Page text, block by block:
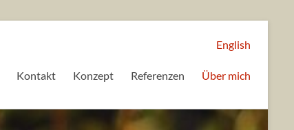
English
Kontakt Konzept Referenzen Über mich